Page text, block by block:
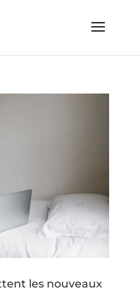
les nouveaux